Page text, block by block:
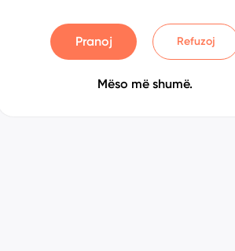
Pranoj Refuzoj
Mëso më shumë.